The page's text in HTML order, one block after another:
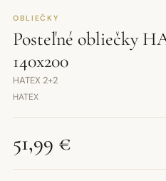
OBLIEČKY
Posteľné obliečky
140x200
HATEX 2+2
HATEX
51,99 €